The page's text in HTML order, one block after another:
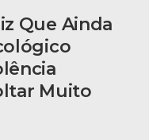
Que Ainda
Muito